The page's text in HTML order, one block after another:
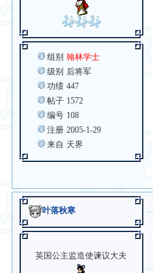
组别 翰林学士
级别 后将军
功绩 447
帖子 1572
编号 108
注册 2005-1-29
来自 天界
叶落秋寒
英国公主监造使谏议大夫